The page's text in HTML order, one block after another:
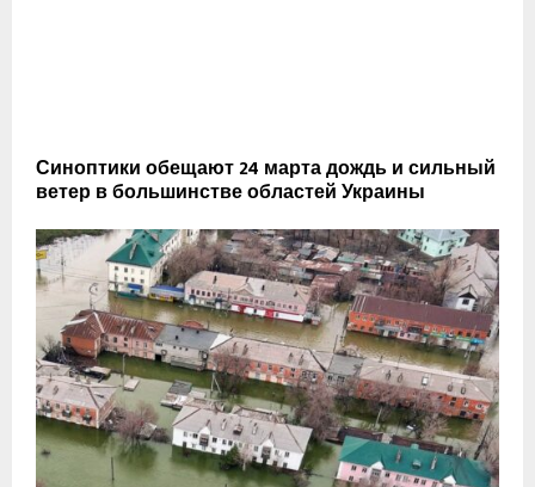
Синоптики обещают 24 марта дождь и сильный
ветер в большинстве областей Украины